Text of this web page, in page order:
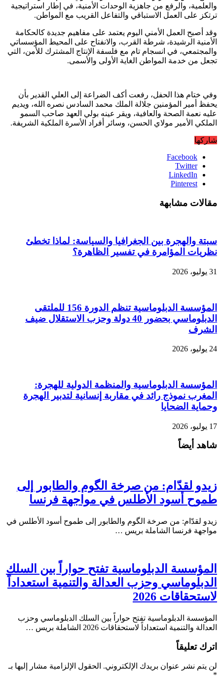
والعلمية، والرفع من جاهزية الوحدات الأمنية، في إطار استراتيجية
ترتكز على العمل الاستباقي والتفاعل القريب مع المواطن.
وقد أصبح العمل الأمني اليوم يعتمد على مفاهيم جديدة كالحكامة
الأمنية الرشيدة، شرطة القرب، والانفتاح على المحيط المؤسساتي
والمجتمعي، في انسجام تام مع فلسفة الإنتاج المشترك للأمن، التي
تجعل من خدمة المواطن الغاية الأولى والأسمى.
وفي ختام هذا الحفل، رفعت أكف الضراعة إلى العلي القدير بأن
يحفظ أمير المؤمنين جلالة الملك محمد السادس نصره الله، ويديم
عليه نعمة الصحة والعافية، ويقر عينه بولي العهد صاحب السمو
الملكي الأمير مولاي الحسن، وسائر أفراد الأسرة الملكية الشريفة.
شاركها
Facebook
Twitter
LinkedIn
Pinterest
مقالات مشابهة
سبتة والهجرة بين الجغرافيا والسياسة: لماذا تخطئ
نظريات المؤامرة في تفسير الظاهرة؟
31 يوليو، 2026
المؤسسة الدبلوماسية تنظم الدورة 156 للملتقى
الدبلوماسي بحضور 40 دولة وحزب الاستقلال ضيف
الشرف
24 يوليو، 2026
المؤسسة الدبلوماسية والمنظمة الدولية للهجرة:
المغرب نموذج رائد في مقاربة إنسانية لتدبير الهجرة
وحماية الضحايا
17 يوليو، 2026
شاهد أيضاً
زيدو لقدّام: من صرخة الگوم والطابور إلى
طموح أسود الأطلس في مواجهة فرنسا
زيدو لقدّام: من صرخة الگوم والطابور إلى طموح أسود الأطلس في
مواجهة فرنسا الشاملة بريس …
المؤسسة الدبلوماسية تفتح حواراً بين السلك
الدبلوماسي وحزب العدالة والتنمية استعداداً
لاستحقاقات 2026
المؤسسة الدبلوماسية تفتح حواراً بين السلك الدبلوماسي وحزب
العدالة والتنمية استعداداً لاستحقاقات 2026 الشاملة بريس …
اترك تعليقاً
لن يتم نشر عنوان بريدك الإلكتروني. الحقول الإلزامية مشار إليها بـ
*